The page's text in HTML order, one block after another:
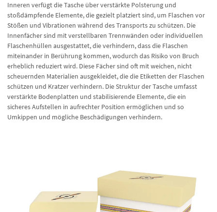
Inneren verfügt die Tasche über verstärkte Polsterung und
stoßdämpfende Elemente, die gezielt platziert sind, um Flaschen vor
Stößen und Vibrationen während des Transports zu schützen. Die
Innenfächer sind mit verstellbaren Trennwänden oder individuellen
Flaschenhüllen ausgestattet, die verhindern, dass die Flaschen
miteinander in Berührung kommen, wodurch das Risiko von Bruch
erheblich reduziert wird. Diese Fächer sind oft mit weichen, nicht
scheuernden Materialien ausgekleidet, die die Etiketten der Flaschen
schützen und Kratzer verhindern. Die Struktur der Tasche umfasst
verstärkte Bodenplatten und stabilisierende Elemente, die ein
sicheres Aufstellen in aufrechter Position ermöglichen und so
Umkippen und mögliche Beschädigungen verhindern.